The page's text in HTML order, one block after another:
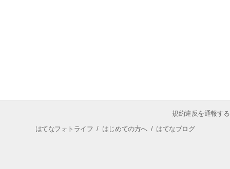
規約違反を通報する
はてなフォトライフ / はじめての方へ/ はてなブログ